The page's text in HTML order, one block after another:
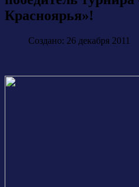
Красноярья»!
Создано: 26 декабря 2011